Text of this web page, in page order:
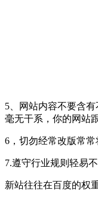
5、网站内容不要含
毫无干系，你的网站
6，切勿经常改版常
7.遵守行业规则轻易
新站往往在百度的权